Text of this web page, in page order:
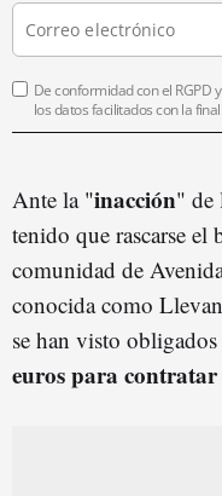
De conformidad con el RGPD
los datos facilitados con la
Ante la "inacción" de
tenido que rascarse
comunidad de
conocida como
se han visto
euros para